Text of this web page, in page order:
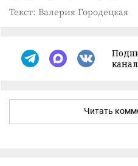
Текст: Валерия Городецкая
Читать